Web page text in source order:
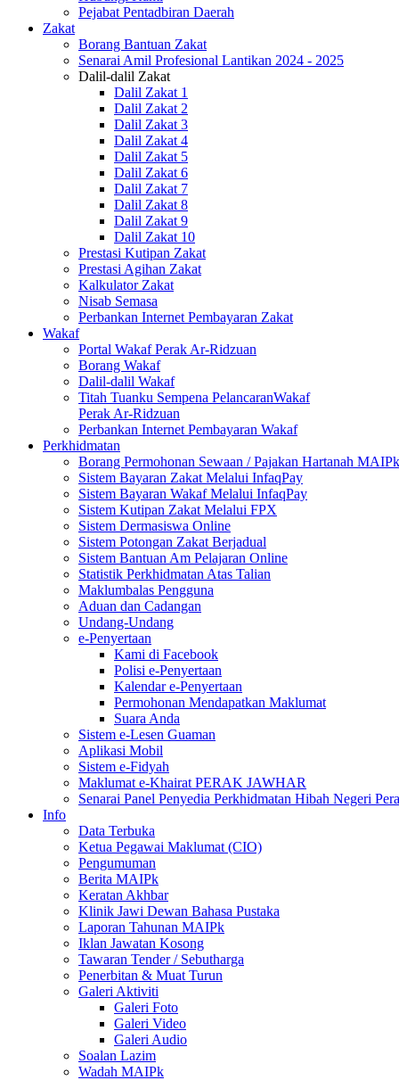
Pejabat Pentadbiran Daerah
Zakat
Borang Bantuan Zakat
Senarai Amil Profesional Lantikan 2024 - 2025
Dalil-dalil Zakat
Dalil Zakat 1
Dalil Zakat 2
Dalil Zakat 3
Dalil Zakat 4
Dalil Zakat 5
Dalil Zakat 6
Dalil Zakat 7
Dalil Zakat 8
Dalil Zakat 9
Dalil Zakat 10
Prestasi Kutipan Zakat
Prestasi Agihan Zakat
Kalkulator Zakat
Nisab Semasa
Perbankan Internet Pembayaran Zakat
Wakaf
Portal Wakaf Perak Ar-Ridzuan
Borang Wakaf
Dalil-dalil Wakaf
Titah Tuanku Sempena PelancaranWakaf
Perak Ar-Ridzuan
Perbankan Internet Pembayaran Wakaf
Perkhidmatan
Borang Permohonan Sewaan / Pajakan Hartanah MAIPk
Sistem Bayaran Zakat Melalui InfaqPay
Sistem Bayaran Wakaf Melalui InfaqPay
Sistem Kutipan Zakat Melalui FPX
Sistem Dermasiswa Online
Sistem Potongan Zakat Berjadual
Sistem Bantuan Am Pelajaran Online
Statistik Perkhidmatan Atas Talian
Maklumbalas Pengguna
Aduan dan Cadangan
Undang-Undang
e-Penyertaan
Kami di Facebook
Polisi e-Penyertaan
Kalendar e-Penyertaan
Permohonan Mendapatkan Maklumat
Suara Anda
Sistem e-Lesen Guaman
Aplikasi Mobil
Sistem e-Fidyah
Maklumat e-Khairat PERAK JAWHAR
Senarai Panel Penyedia Perkhidmatan Hibah Negeri
Info
Data Terbuka
Ketua Pegawai Maklumat (CIO)
Pengumuman
Berita MAIPk
Keratan Akhbar
Klinik Jawi Dewan Bahasa Pustaka
Laporan Tahunan MAIPk
Iklan Jawatan Kosong
Tawaran Tender / Sebutharga
Penerbitan & Muat Turun
Galeri Aktiviti
Galeri Foto
Galeri Video
Galeri Audio
Soalan Lazim
Wadah MAIPk